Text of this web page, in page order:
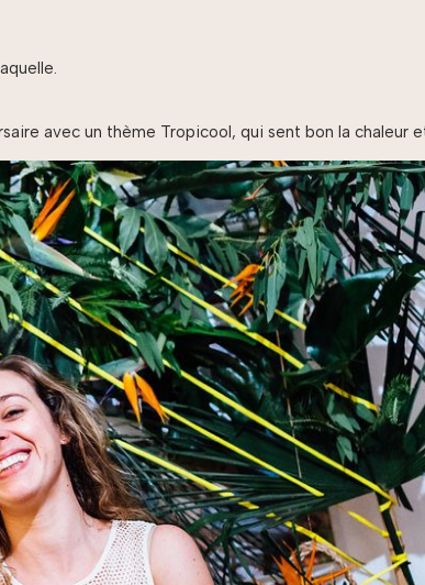
avec un thème Tropicool, qui sent bon la chaleur